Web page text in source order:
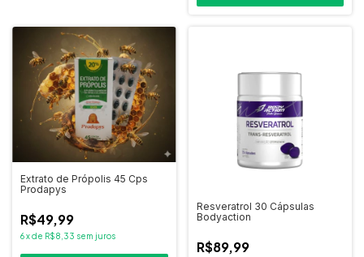
Extrato de Própolis 45 Cps
Prodapys
R$49,99
6xde R$8,33 sem juros
Resveratrol 30 Cápsulas
Bodyaction
R$89,99